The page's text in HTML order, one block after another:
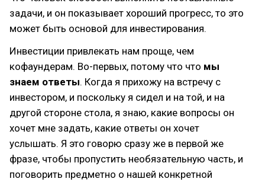
задачи, и он показывает хороший прогресс, то это
может быть основой для инвестирования.
Инвестиции привлекать нам проще, чем
кофаундерам. Во-первых, потому что что мы
знаем ответы. Когда я прихожу на встречу с
инвестором, и поскольку я сидел и на той, и на
другой стороне стола, я знаю, какие вопросы он
хочет мне задать, какие ответы он хочет
услышать. Я это говорю сразу же в первой же
фразе, чтобы пропустить необязательную часть, и
поговорить предметно о нашей конкретной